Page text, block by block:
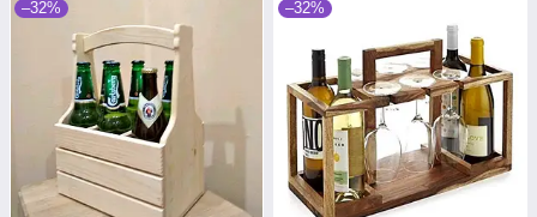
–32% –32%